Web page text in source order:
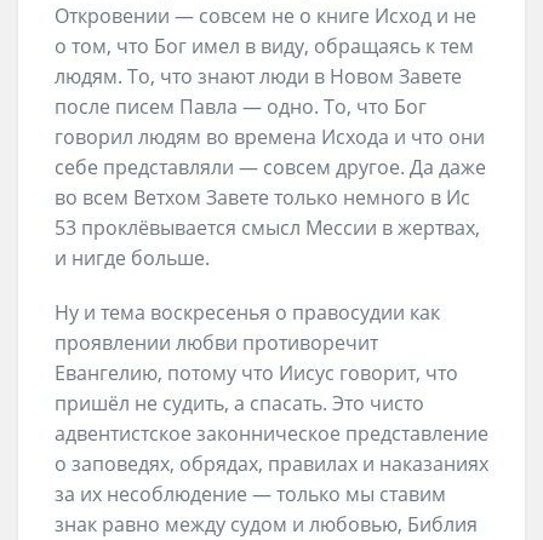
Откровении — совсем не о книге Исход и не
о том, что Бог имел в виду, обращаясь к тем
людям. То, что знают люди в Новом Завете
после писем Павла — одно. То, что Бог
говорил людям во времена Исхода и что они
себе представляли — совсем другое. Да даже
во всем Ветхом Завете только немного в Ис
53 проклёвывается смысл Мессии в жертвах,
и нигде больше.
Ну и тема воскресенья о правосудии как
проявлении любви противоречит
Евангелию, потому что Иисус говорит, что
пришёл не судить, а спасать. Это чисто
адвентистское законническое представление
о заповедях, обрядах, правилах и наказаниях
за их несоблюдение — только мы ставим
знак равно между судом и любовью, Библия